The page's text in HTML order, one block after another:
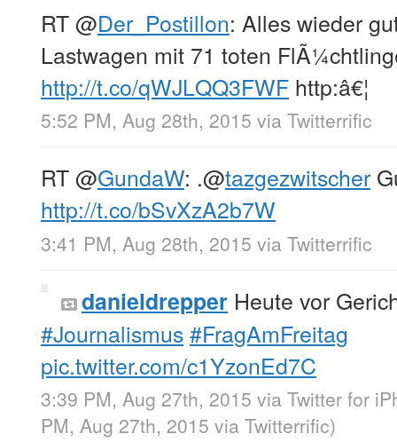
RT@Der_Postillon: Alles wieder
Lastwagen mit 71 toten
http://t.co/qWJLQQ3FWF http:â€¦
5:52 PM, Aug 28th, 2015 via Twitterrific
RT@GundaW: .@tazgezwitscher
http://t.co/bSvXzA2b7W
3:41 PM, Aug 28th, 2015 via Twitterrific
danieldrepper Heute vor
#Journalismus#FragAmFreitag
pic.twitter.com/c1YzonEd7C
3:39 PM, Aug 27th, 2015 via Twitter for
PM, Aug 27th, 2015 via Twitterrific)